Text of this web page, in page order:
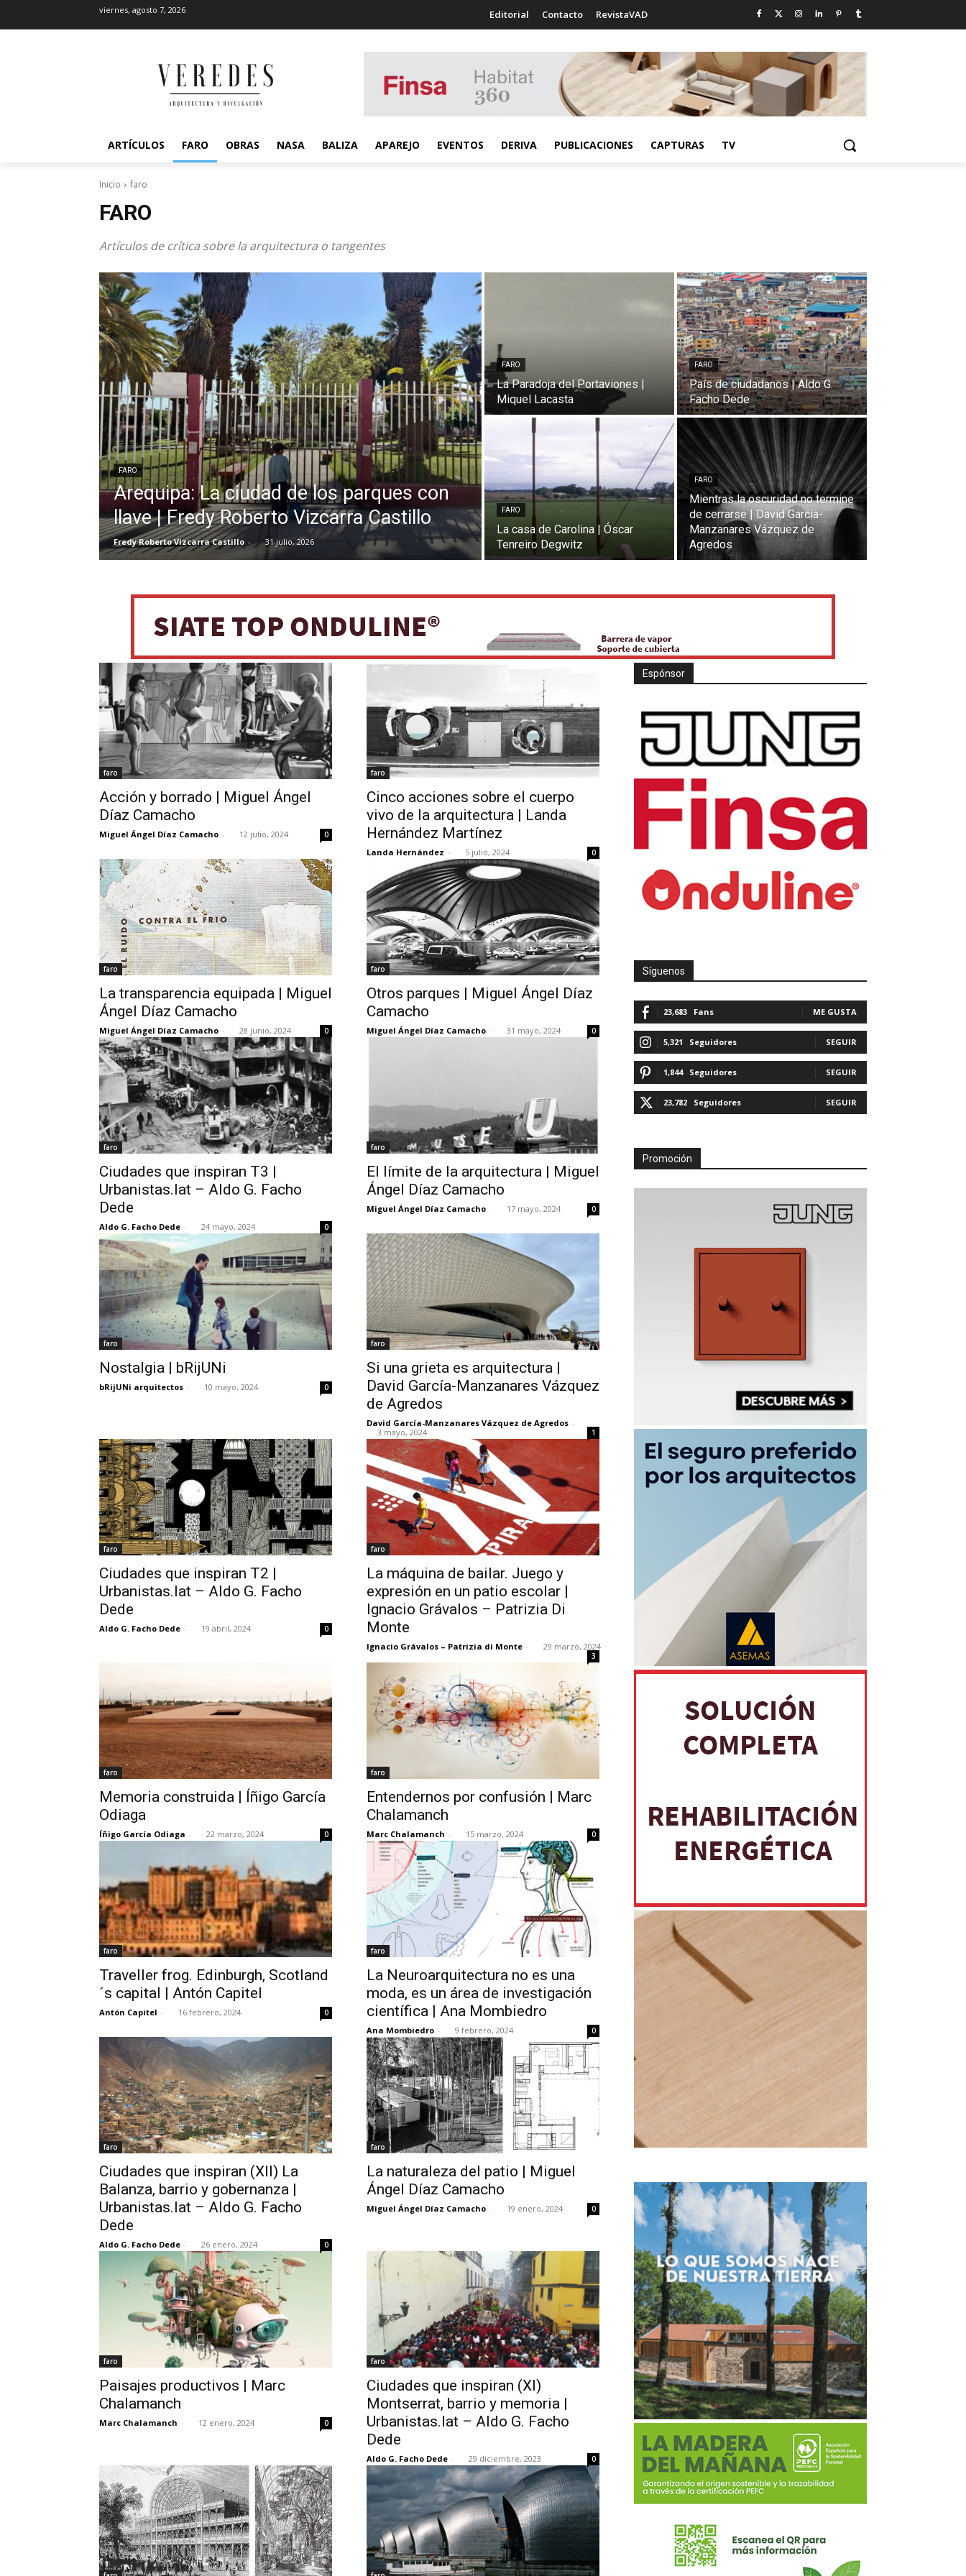
viernes, agosto 7, 2026 Editorial Contacto RevistaVAD
ARTÍCULOS FARO OBRAS NASA BALIZA APAREJO EVENTOS DERIVA PUBLICACIONES CAPTURAS TV
Inicio faro
FARO
Artículos de crítica sobre la arquitectura o tangentes
FARO
Arequipa: La ciudad de los parques con
llave | Fredy Roberto Vizcarra Castillo
Fredy Roberto Vizcarra Castillo - 31 julio, 2026
FARO
La Paradoja del Portaviones |
Miquel Lacasta
FARO
País de ciudadanos | Aldo G.
Facho Dede
FARO
La casa de Carolina | Óscar
Tenreiro Degwitz
FARO
Mientras la oscuridad no termine
de cerrarse | David García-
Manzanares Vázquez de
Agredos
faro
Acción y borrado | Miguel Ángel
Díaz Camacho
Miguel Ángel Díaz Camacho - 12 julio, 2024 0
faro
Cinco acciones sobre el cuerpo
vivo de la arquitectura | Landa
Hernández Martínez
Landa Hernández - 5 julio, 2024 0
faro
La transparencia equipada | Miguel
Ángel Díaz Camacho
Miguel Ángel Díaz Camacho - 28 junio, 2024 0
faro
Otros parques | Miguel Ángel Díaz
Camacho
Miguel Ángel Díaz Camacho - 31 mayo, 2024 0
faro
Ciudades que inspiran T3 |
Urbanistas.lat – Aldo G. Facho
Dede
Aldo G. Facho Dede - 24 mayo, 2024 0
faro
El límite de la arquitectura | Miguel
Ángel Díaz Camacho
Miguel Ángel Díaz Camacho - 17 mayo, 2024 0
faro
Nostalgia | bRijUNi
bRijUNi arquitectos - 10 mayo, 2024 0
faro
Si una grieta es arquitectura |
David García-Manzanares Vázquez
de Agredos
David García-Manzanares Vázquez de Agredos -
3 mayo, 2024
1
faro
Ciudades que inspiran T2 |
Urbanistas.lat – Aldo G. Facho
Dede
Aldo G. Facho Dede - 19 abril, 2024 0
faro
La máquina de bailar. Juego y
expresión en un patio escolar |
Ignacio Grávalos – Patrizia Di
Monte
Ignacio Grávalos – Patrizia di Monte - 29 marzo, 2024
3
faro
Memoria construida | Íñigo García
Odiaga
Íñigo García Odiaga - 22 marzo, 2024 0
faro
Entendernos por confusión | Marc
Chalamanch
Marc Chalamanch - 15 marzo, 2024 0
faro
Traveller frog. Edinburgh, Scotland
´s capital | Antón Capitel
Antón Capitel - 16 febrero, 2024 0
faro
La Neuroarquitectura no es una
moda, es un área de investigación
científica | Ana Mombiedro
Ana Mombiedro - 9 febrero, 2024 0
faro
Ciudades que inspiran (XII) La
Balanza, barrio y gobernanza |
Urbanistas.lat – Aldo G. Facho
Dede
Aldo G. Facho Dede - 26 enero, 2024 0
faro
La naturaleza del patio | Miguel
Ángel Díaz Camacho
Miguel Ángel Díaz Camacho - 19 enero, 2024 0
faro
Paisajes productivos | Marc
Chalamanch
Marc Chalamanch - 12 enero, 2024 0
faro
Ciudades que inspiran (XI)
Montserrat, barrio y memoria |
Urbanistas.lat – Aldo G. Facho
Dede
Aldo G. Facho Dede - 29 diciembre, 2023 0
Espónsor
Síguenos
23,683 Fans ME GUSTA
5,321 Seguidores SEGUIR
1,844 Seguidores SEGUIR
23,782 Seguidores SEGUIR
Promoción